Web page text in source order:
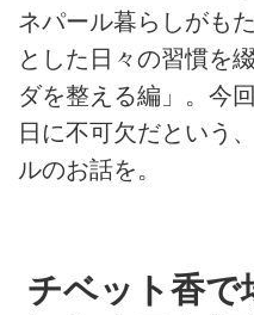
ネパール暮らしがも
とした日々の習慣を
ダを整える編」。今
日に不可欠だという
ルのお話を。
チベット香で